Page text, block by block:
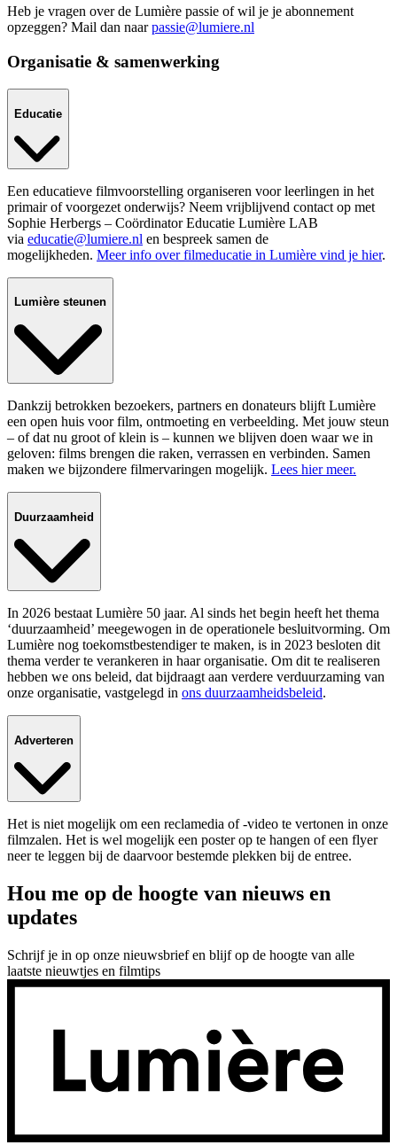
Heb je vragen over de Lumière passie of wil je je abonnement
opzeggen? Mail dan naarpassie@lumiere.nl
Organisatie & samenwerking
Educatie
Een educatieve filmvoorstelling organiseren voor leerlingen in het
primair of voorgezet onderwijs? Neem vrijblijvend contact op met
Sophie Herbergs – Coördinator Educatie Lumière LAB
via educatie@lumiere.nl en bespreek samen de
mogelijkheden. Meer info over filmeducatie in Lumière vind je hier.
Lumière steunen
Dankzij betrokken bezoekers, partners en donateurs blijft Lumière
een open huis voor film, ontmoeting en verbeelding. Met jouw steun
– of dat nu groot of klein is – kunnen we blijven doen waar we in
geloven: films brengen die raken, verrassen en verbinden. Samen
maken we bijzondere filmervaringen mogelijk. Lees hier meer.
Duurzaamheid
In 2026 bestaat Lumière 50 jaar. Al sinds het begin heeft het thema
‘duurzaamheid’ meegewogen in de operationele besluitvorming. Om
Lumière nog toekomstbestendiger te maken, is in 2023 besloten dit
thema verder te verankeren in haar organisatie. Om dit te realiseren
hebben we ons beleid, dat bijdraagt aan verdere verduurzaming van
onze organisatie, vastgelegd in ons duurzaamheidsbeleid.
Adverteren
Het is niet mogelijk om een reclamedia of -video te vertonen in onze
filmzalen. Het is wel mogelijk een poster op te hangen of een flyer
neer te leggen bij de daarvoor bestemde plekken bij de entree.
Hou me op de hoogte van nieuws en
updates
Schrijf je in op onze nieuwsbrief en blijf op de hoogte van alle
laatste nieuwtjes en filmtips